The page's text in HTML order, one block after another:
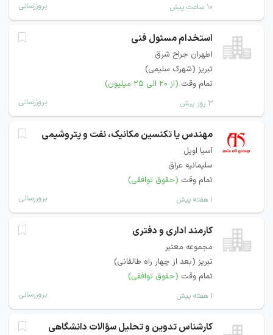
۱۰ ساعت پیش بروزرسانی
استخدام مسئول فنی
اطهران جراح شرق
تبریز (شهرک سلیمی)
تمام وقت (از ۲۰ الی ۲۵ میلیون)
۳ روز پیش بروزرسانی
مهندس یا تکنسین مکانیک، نفت و پتروشیمی
آسیا اویل
سلیمانیه عراق
تمام وقت (حقوق توافقی)
۱ هفته پیش بروزرسانی
کارمند اداری و دفتری
مجموعه معتبر
تبریز (بعد از چهار راه طالقانی)
تمام وقت (حقوق توافقی)
۱ هفته پیش بروزرسانی
کارشناس تدوین و تحلیل سؤالات دانشگاهی